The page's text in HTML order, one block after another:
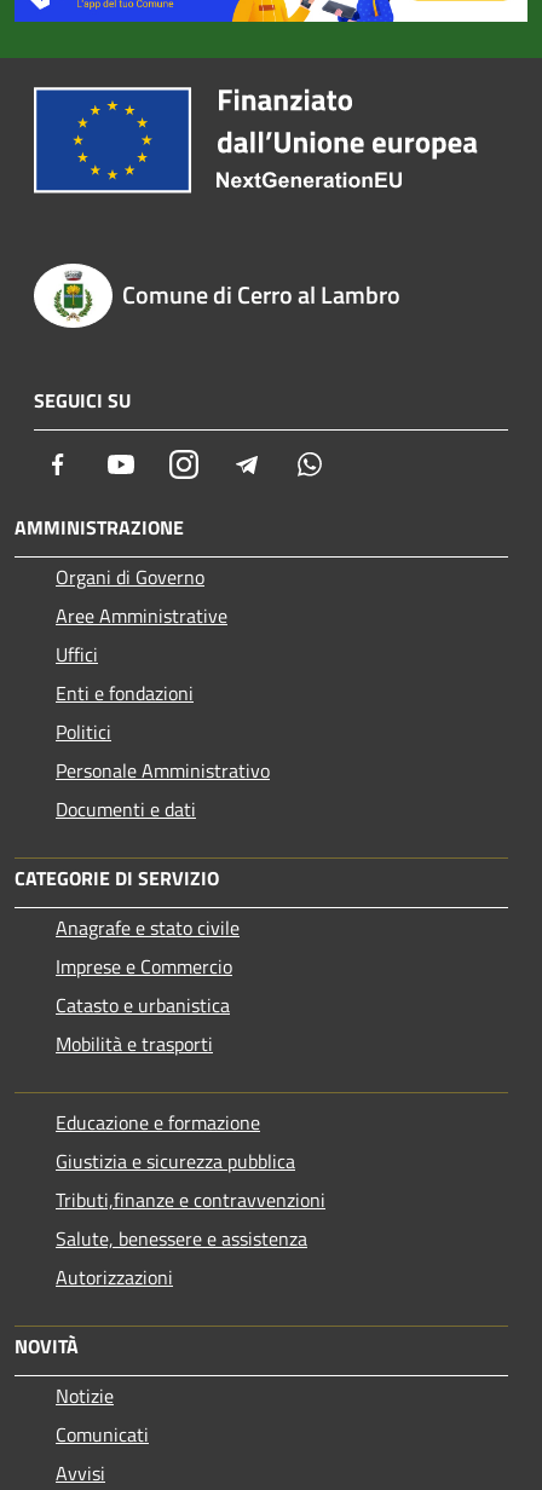
Comune di Cerro al Lambro
SEGUICI SU
Facebook YoutubeInstagram Telegram
AMMINISTRAZIONE
Organi di Governo
Aree Amministrative
Uffici
Enti e fondazioni
Politici
Personale Amministrativo
Documenti e dati
CATEGORIE DI SERVIZIO
Anagrafe e stato civile
Imprese e Commercio
Catasto e urbanistica
Mobilità e trasporti
Educazione e formazione
Giustizia e sicurezza pubblica
Tributi,finanze e contravvenzioni
Salute, benessere e assistenza
Autorizzazioni
NOVITÀ
Notizie
Comunicati
Avvisi